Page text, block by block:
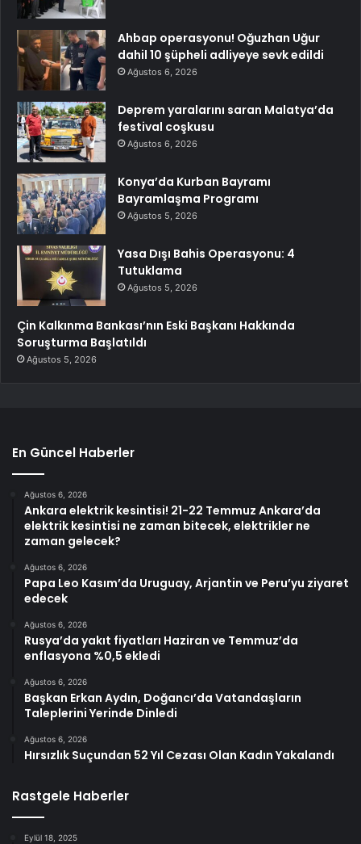
Ahbap operasyonu! Oğuzhan Uğur
dahil 10 şüpheli adliyeye sevk edildi
Ağustos 6, 2026
Deprem yaralarını saran Malatya’da
festival coşkusu
Ağustos 6, 2026
Konya’da Kurban Bayramı
Bayramlaşma Programı
Ağustos 5, 2026
Yasa Dışı Bahis Operasyonu: 4
Tutuklama
Ağustos 5, 2026
Çin Kalkınma Bankası’nın Eski Başkanı Hakkında
Soruşturma Başlatıldı
Ağustos 5, 2026
En Güncel Haberler
Ağustos 6, 2026
Ankara elektrik kesintisi! 21-22 Temmuz Ankara’da
elektrik kesintisi ne zaman bitecek, elektrikler ne
zaman gelecek?
Ağustos 6, 2026
Papa Leo Kasım’da Uruguay, Arjantin ve Peru’yu ziyaret
edecek
Ağustos 6, 2026
Rusya’da yakıt fiyatları Haziran ve Temmuz’da
enflasyona %0,5 ekledi
Ağustos 6, 2026
Başkan Erkan Aydın, Doğancı’da Vatandaşların
Taleplerini Yerinde Dinledi
Ağustos 6, 2026
Hırsızlık Suçundan 52 Yıl Cezası Olan Kadın Yakalandı
Rastgele Haberler
Eylül 18, 2025